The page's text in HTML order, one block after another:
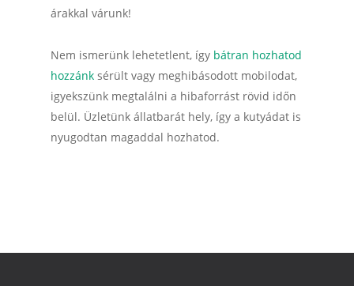
árakkal várunk!
Nem ismerünk lehetetlent, így bátran hozhatod
hozzánk sérült vagy meghibásodott mobilodat,
igyekszünk megtalálni a hibaforrást rövid időn
belül. Üzletünk állatbarát hely, így a kutyádat is
nyugodtan magaddal hozhatod.